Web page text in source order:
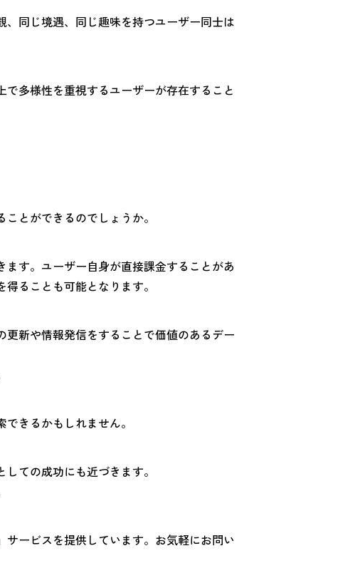
同じ境遇、同じ趣味を持つユーザー同士は
多様性を重視するユーザーが存在すること
とができるのでしょうか。
す。ユーザー自身が直接課金することがあ
ることも可能となります。
新や情報発信をすることで価値のあるデー
きるかもしれません。
ての成功にも近づきます。
」サービスを提供しています。お気軽にお問い